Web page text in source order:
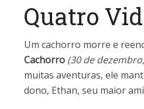
Quatro
Um cachorro morre e
Cachorro (30 de
muitas aventuras, ele
dono, Ethan, seu maior